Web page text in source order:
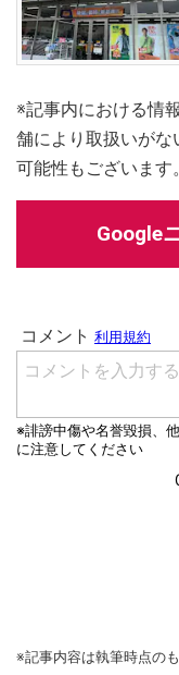
※記事内における情
舗により取扱いが
可能性もございます
Google
※記事内容は執筆時点の